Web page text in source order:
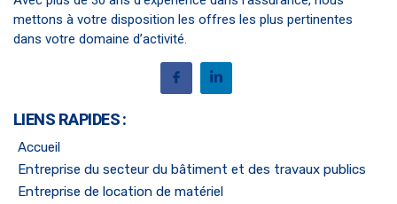
mettons à votre disposition les offres les plus pertinentes
dans votre domaine d’activité.
LIENS RAPIDES :
Accueil
Entreprise du secteur du bâtiment et des travaux publics
Entreprise de location de matériel